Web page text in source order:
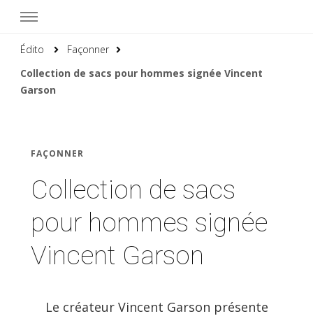
Édito
Façonner
Collection de sacs pour hommes signée Vincent
Garson
FAÇONNER
Collection de sacs
pour hommes signée
Vincent Garson
Le créateur Vincent Garson présente